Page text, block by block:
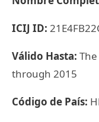
ICIJ ID:
Válido Hasta:
through 2015
Código de País: